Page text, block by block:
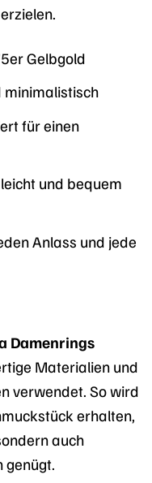
Gelbgold
minimalistisch
für einen
und bequem
Anlass und jede
Damenrings
Materialien und
verwendet. So wird
erhalten,
auch
genügt.